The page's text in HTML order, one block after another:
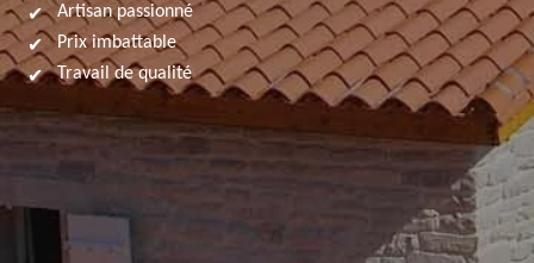
Artisan passionné
Prix imbattable
Travail de qualité